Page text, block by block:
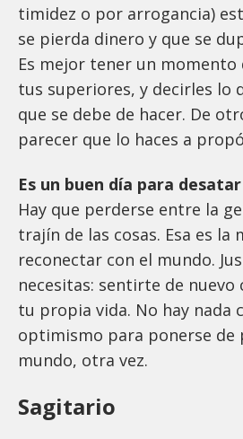
timidez o por arrogancia)
se pierda dinero y que se
Es mejor tener un momento
tus superiores, y decirles lo
que se debe de hacer. De
parecer que lo haces a
Es un buen día para
Hay que perderse entre la
trajín de las cosas. Esa es la
reconectar con el mundo.
necesitas: sentirte de nuevo
tu propia vida. No hay nada
optimismo para ponerse de
mundo, otra vez.
Sagitario